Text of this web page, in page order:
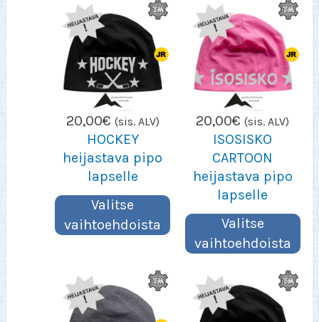
20,00€ (sis. ALV)
HOCKEY
heijastava pipo
lapselle
Valitse
vaihtoehdoista
20,00€ (sis. ALV)
ISOSISKO
CARTOON
heijastava pipo
lapselle
Valitse
vaihtoehdoista